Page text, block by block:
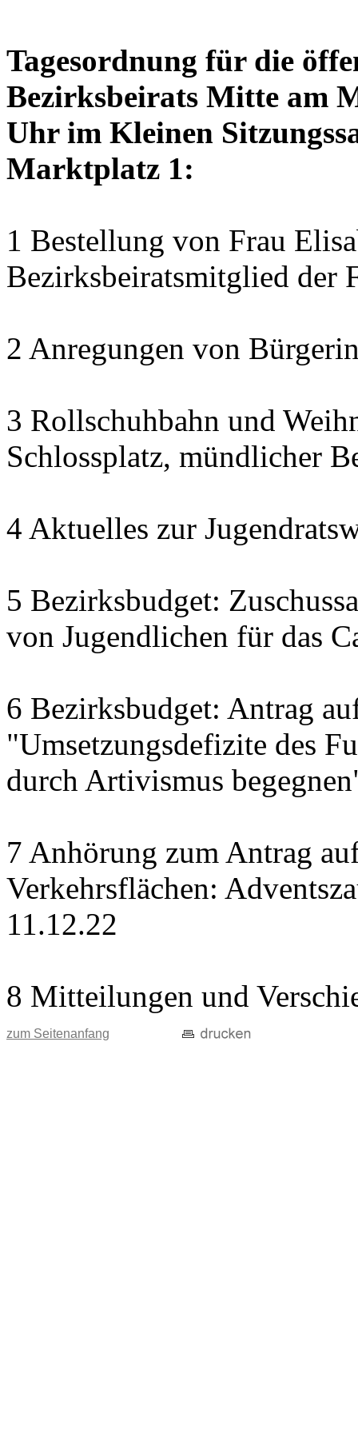
Tagesordnung für die
Bezirksbeirats Mitte am
Uhr im Kleinen
Marktplatz 1:
1 Bestellung von Frau
Bezirksbeiratsmitglied der
2 Anregungen von
3 Rollschuhbahn und
Schlossplatz, mündlicher
4 Aktuelles zur
5 Bezirksbudget:
von Jugendlichen für das
6 Bezirksbudget: Antrag
"Umsetzungsdefizite des
durch Artivismus
7 Anhörung zum Antrag
Verkehrsflächen:
11.12.22
8 Mitteilungen und
zum Seitenanfang